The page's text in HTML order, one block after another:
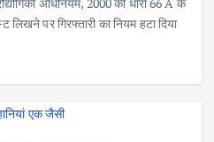
अधिनियम, 2000 की धारा 66 A के
पर गिरफ्तारी का नियम हटा दिया